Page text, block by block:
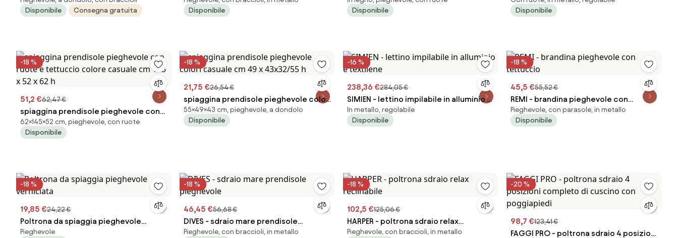
Disponibile
Consegna gratuita
Disponibile
Disponibile
Disponibile
-18 %
51,2 €62,47 €
spiaggina prendisole pieghevole con
ruote e tettuccio colore casuale cm
145 x 52 x 62 h
62×145×52 cm, pieghevole, con ruote
Disponibile
-18 %
21,75 €26,54 €
spiaggina prendisole pieghevole colori
casuale cm 49 x 43x32/55 h
55×49×43 cm, pieghevole, a dondolo
Disponibile
-16 %
238,36 €284,05 €
SIMIEN - lettino impilabile in alluminio e
textilene
In metallo, regolabile
Disponibile
-18 %
45,5 €55,52 €
REMI - brandina pieghevole con
tettuccio
Pieghevole, con parasole, in metallo
Disponibile
-18 %
19,85 €24,22 €
Poltrona da spiaggia pieghevole
verniciata
Pieghevole
-18 %
46,45 €56,68 €
DIVES - sdraio mare prendisole
pieghevole
Pieghevole, con braccioli, in metallo
-18 %
102,5 €125,06 €
HARPER - poltrona sdraio relax
reclinabile
Pieghevole, con braccioli, in metallo
-20 %
98,7 €123,41 €
FAGGI PRO - poltrona sdraio 4 posizioni